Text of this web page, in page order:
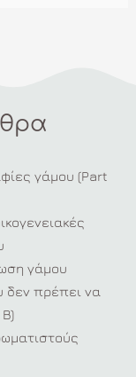
γάμου (Part
γάμου
δεν πρέπει να